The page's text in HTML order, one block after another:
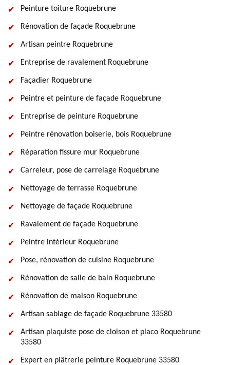
Peinture toiture Roquebrune
Rénovation de façade Roquebrune
Artisan peintre Roquebrune
Entreprise de ravalement Roquebrune
Façadier Roquebrune
Peintre et peinture de façade Roquebrune
Entreprise de peinture Roquebrune
Peintre rénovation boiserie, bois Roquebrune
Réparation fissure mur Roquebrune
Carreleur, pose de carrelage Roquebrune
Nettoyage de terrasse Roquebrune
Nettoyage de façade Roquebrune
Ravalement de façade Roquebrune
Peintre intérieur Roquebrune
Pose, rénovation de cuisine Roquebrune
Rénovation de salle de bain Roquebrune
Rénovation de maison Roquebrune
Artisan sablage de façade Roquebrune 33580
Artisan plaquiste pose de cloison et placo Roquebrune
33580
Expert en plâtrerie peinture Roquebrune 33580